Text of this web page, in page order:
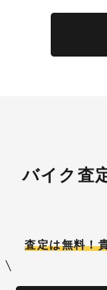
バイク査
査定は無料！